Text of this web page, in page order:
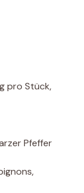
pro Stück,
Pfeffer